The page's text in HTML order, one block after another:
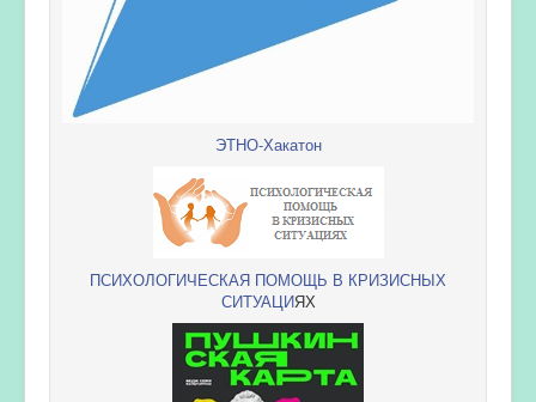
ЭТНО-Хакатон
ПСИХОЛОГИЧЕСКАЯ ПОМОЩЬ В КРИЗИСНЫХ
СИТУАЦИЯХ